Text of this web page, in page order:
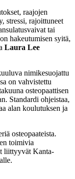
raajojen
stressi, rajoittuneet
tai
hakeutumisen syitä,
Laura Lee
nimikesuojattu
on vahvistettu
osteopaattisen
Standardi ohjeistaa,
alan koulutuksen ja
osteopaateista.
toimivia
liittyyvät Kanta-